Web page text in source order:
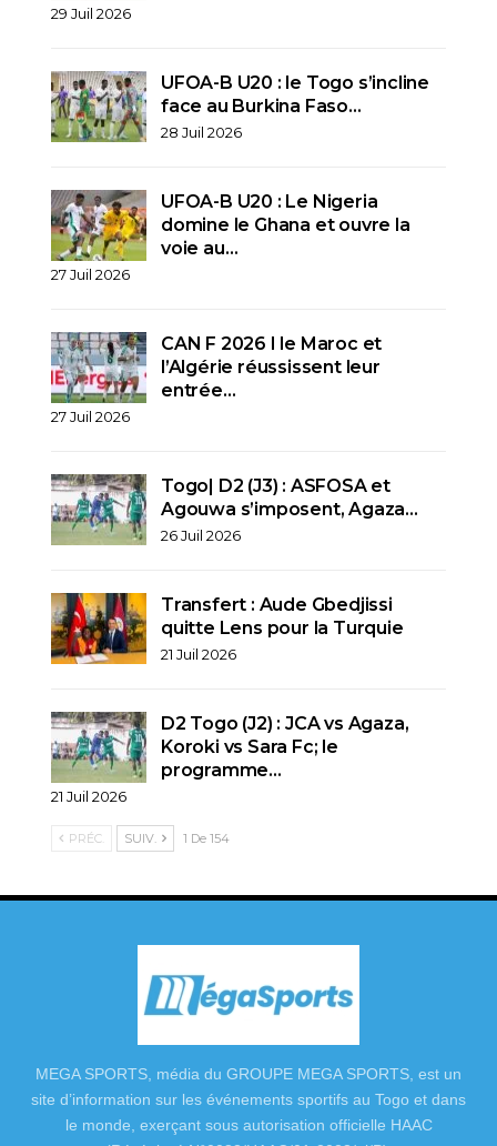
29 Juil 2026
UFOA-B U20 : le Togo s’incline
face au Burkina Faso…
28 Juil 2026
UFOA-B U20 : Le Nigeria
domine le Ghana et ouvre la
voie au…
27 Juil 2026
CAN F 2026 I le Maroc et
l’Algérie réussissent leur
entrée…
27 Juil 2026
Togo| D2 (J3) : ASFOSA et
Agouwa s’imposent, Agaza…
26 Juil 2026
Transfert : Aude Gbedjissi
quitte Lens pour la Turquie
21 Juil 2026
D2 Togo (J2) : JCA vs Agaza,
Koroki vs Sara Fc; le
programme…
21 Juil 2026
PRÉC. SUIV. 1 De 154
MEGA SPORTS, média du GROUPE MEGA SPORTS, est un
site d’information sur les événements sportifs au Togo et dans
le monde, exerçant sous autorisation officielle HAAC